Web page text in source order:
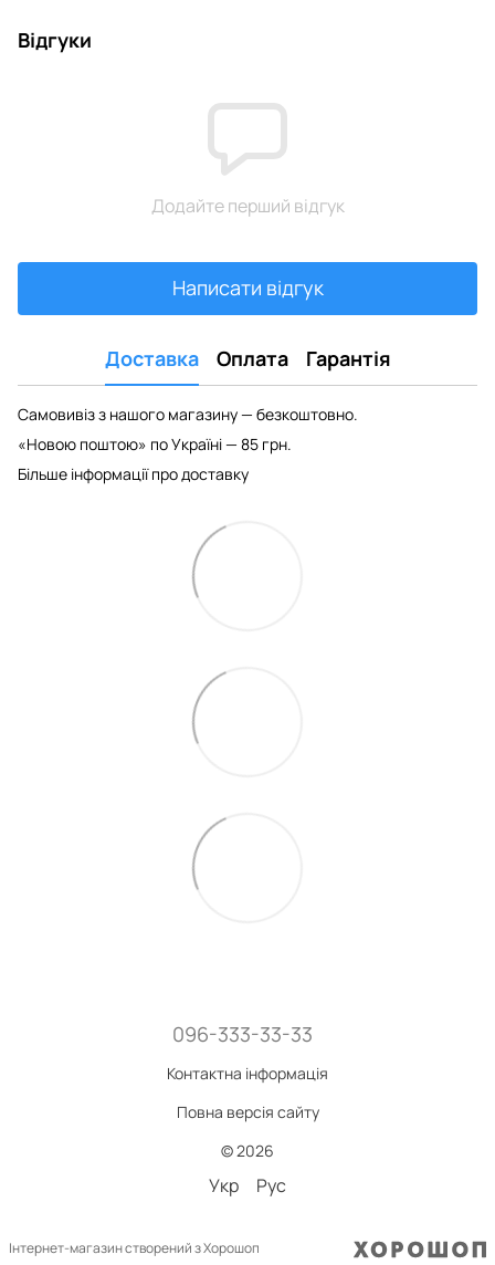
Відгуки
Додайте перший відгук
Написати відгук
Доставка Оплата Гарантія
Самовивіз з нашого магазину — безкоштовно.
«Новою поштою» по Україні — 85 грн.
Більше інформації про доставку
096-333-33-33
Контактна інформація
Повна версія сайту
© 2026
Укр Рус
Інтернет-магазин створений з Хорошоп